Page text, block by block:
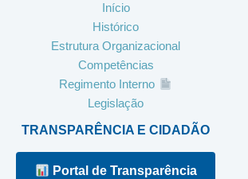
Início
Histórico
Estrutura Organizacional
Competências
Regimento Interno
Legislação
TRANSPARÊNCIA E CIDADÃO
Portal de Transparência